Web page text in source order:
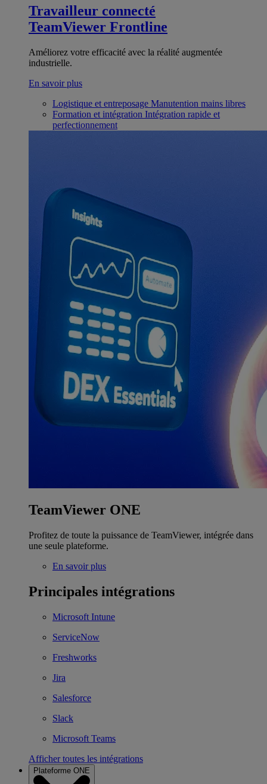
Travailleur connecté
TeamViewer Frontline
Améliorez votre efficacité avec la réalité augmentée
industrielle.
En savoir plus
Logistique et entreposage Manutention mains libres
Formation et intégration Intégration rapide et
perfectionnement
TeamViewer ONE
Profitez de toute la puissance de TeamViewer, intégrée dans
une seule plateforme.
En savoir plus
Principales intégrations
Microsoft Intune
ServiceNow
Freshworks
Jira
Salesforce
Slack
Microsoft Teams
Afficher toutes les intégrations
Plateforme ONE